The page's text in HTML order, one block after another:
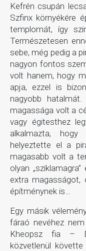
Kefrén csupán
Szfinx környékére
templomát, így
Természetesen
sebe, még pedig a
nagyon fontos
volt hanem, hogy
apja, ezzel is
nagyobb
magassága volt a
vagy égitesthez
alkalmazta,
helyeztette el a
magasabb volt a
olyan
extra
építménynek is…
Egy másik
fáraó nevéhez
Kheopsz fia –
közvetlenül